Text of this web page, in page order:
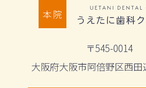
本院
〒545-0014
大阪府大阪市阿倍野区西田